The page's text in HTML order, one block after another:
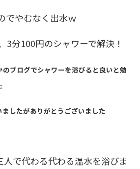
でやむなく出水ｗ
3分100円のシャワーで解決！
ブログでシャワーを浴びると良いと勉
したがありがとうございました
人で代わる代わる温水を浴びま